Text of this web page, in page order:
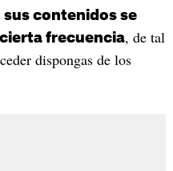
contenidos se
frecuencia, de tal
dispongas de los